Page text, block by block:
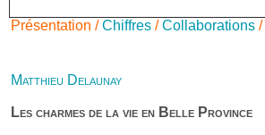
Présentation /Chiffres /Collaborations /
Matthieu Delaunay
Les charmes de la vie en Belle Province